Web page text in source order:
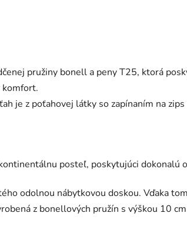
pružiny bonell a peny T25, ktorá
komfort.
je z poťahovej látky so zapínaním na
posteľ, poskytujúci dokonalú
odolnou nábytkovou doskou. Vďaka
z bonellových pružín s výškou 10